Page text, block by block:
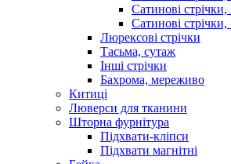
Сатинові
Сатинові стрічки,
Люрексові стрічки
Тасьма, сутаж
Інші стрічки
Бахрома, мереживо
Китиці
Люверси для тканини
Шторна фурнітура
Підхвати-кліпси
Підхвати магнітні